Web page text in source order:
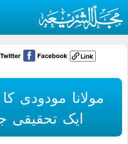
مولانا مودودی
ایک تحقیقی